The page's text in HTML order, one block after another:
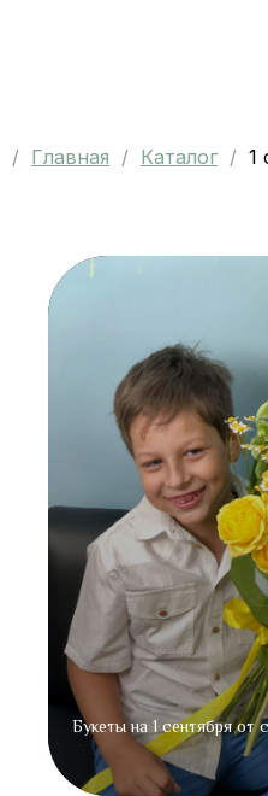
Главная Каталог 1
Букеты на 1 сентября от